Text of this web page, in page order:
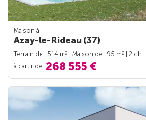
Maison à
Azay-le-Rideau (37)
Terrain de : 514 m2 | Maison de : 95 m2
| 2 ch.
à partir de 268 555 €